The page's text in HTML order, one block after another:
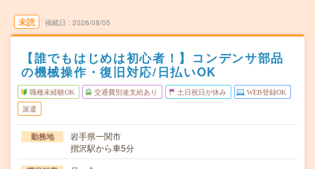
未読 掲載日 2026/08/05
【誰でもはじめは初心者！】コンデンサ部品
の機械操作・復旧対応/日払いOK
職種未経験OK 交通費別途支給あり 土日祝日が休み WEB登録OK
派遣
勤務地
岩手県一関市
摺沢駅から車5分